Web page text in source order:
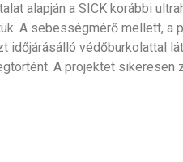
alapján a SICK korábbi
A sebességmérő mellett,
időjárásálló védőburkolattal
A projektet sikeresen